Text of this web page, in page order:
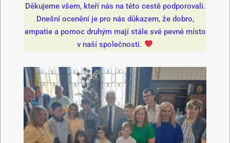
Děkujeme všem, kteří nás na této cestě podporovali.
Dnešní ocenění je pro nás důkazem, že dobro,
empatie a pomoc druhým mají stále své pevné místo
v naší společnosti.